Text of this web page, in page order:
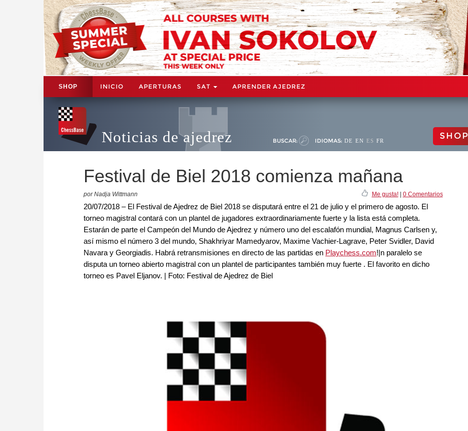
SHOP INICIO APERTURAS SAT APRENDER AJEDREZ
Noticias de ajedrez BUSCAR: IDIOMAS: DE EN ES FR SHOP
Festival de Biel 2018 comienza mañana
por Nadja Wittmann Me gusta!| 0 Comentarios
20/07/2018 – El Festival de Ajedrez de Biel 2018 se disputará entre el 21 de julio y el primero de agosto. El
torneo magistral contará con un plantel de jugadores extraordinariamente fuerte y la lista está completa.
Estarán de parte el Campeón del Mundo de Ajedrez y número uno del escalafón mundial, Magnus Carlsen y,
así mismo el número 3 del mundo, Shakhriyar Mamedyarov, Maxime Vachier-Lagrave, Peter Svidler, David
Navara y Georgiadis. Habrá retransmisiones en directo de las partidas en Playchess.com!|n paralelo se
disputa un torneo abierto magistral con un plantel de participantes también muy fuerte . El favorito en dicho
torneo es Pavel Eljanov. | Foto: Festival de Ajedrez de Biel